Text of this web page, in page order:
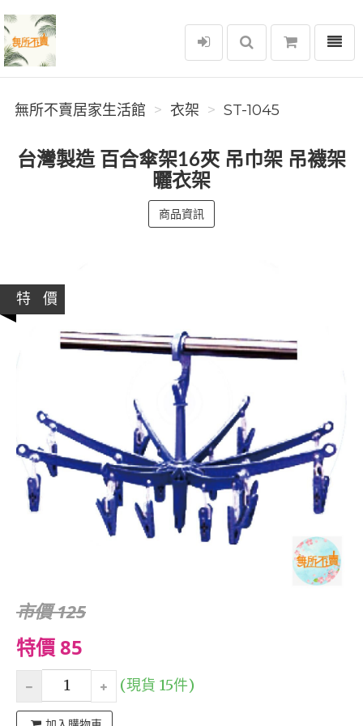
無所不賣居家生活館
選單
無所不賣居家生活館 衣架 ST-1045
台灣製造 百合傘架16夾 吊巾架 吊襪架
曬衣架
商品資訊
特 價
市價 125
特價 85
(現貨 15件)